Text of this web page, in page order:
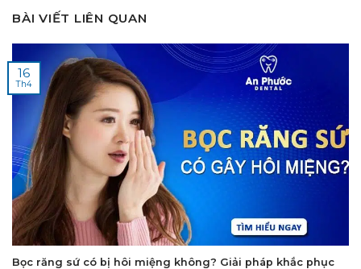
BÀI VIẾT LIÊN QUAN
Bọc răng sứ có bị hôi miệng không? Giải pháp khắc phục
16
Th4